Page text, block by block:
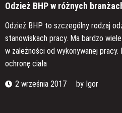
Odzież BHP w różnych
Odzież BHP to szczególny rodzaj
stanowiskach pracy. Ma bardzo
w zależności od wykonywanej
ochronę ciała
2 września 2017 by Igor